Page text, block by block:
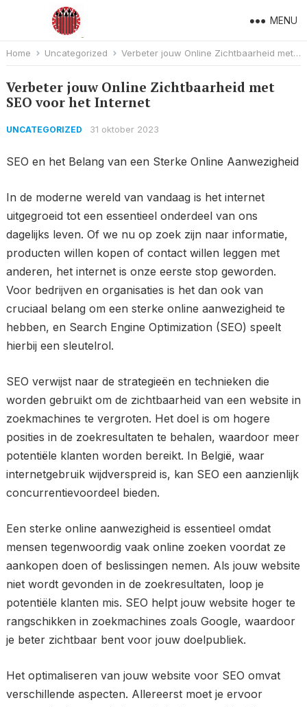
MENU
Home Uncategorized Verbeter jouw Online Zichtbaarheid met SEO voor het Internet
Verbeter jouw Online Zichtbaarheid met
SEO voor het Internet
UNCATEGORIZED 31 oktober 2023
SEO en het Belang van een Sterke Online Aanwezigheid
In de moderne wereld van vandaag is het internet
uitgegroeid tot een essentieel onderdeel van ons
dagelijks leven. Of we nu op zoek zijn naar informatie,
producten willen kopen of contact willen leggen met
anderen, het internet is onze eerste stop geworden.
Voor bedrijven en organisaties is het dan ook van
cruciaal belang om een sterke online aanwezigheid te
hebben, en Search Engine Optimization (SEO) speelt
hierbij een sleutelrol.
SEO verwijst naar de strategieën en technieken die
worden gebruikt om de zichtbaarheid van een website in
zoekmachines te vergroten. Het doel is om hogere
posities in de zoekresultaten te behalen, waardoor meer
potentiële klanten worden bereikt. In België, waar
internetgebruik wijdverspreid is, kan SEO een aanzienlijk
concurrentievoordeel bieden.
Een sterke online aanwezigheid is essentieel omdat
mensen tegenwoordig vaak online zoeken voordat ze
aankopen doen of beslissingen nemen. Als jouw website
niet wordt gevonden in de zoekresultaten, loop je
potentiële klanten mis. SEO helpt jouw website hoger te
rangschikken in zoekmachines zoals Google, waardoor
je beter zichtbaar bent voor jouw doelpubliek.
Het optimaliseren van jouw website voor SEO omvat
verschillende aspecten. Allereerst moet je ervoor